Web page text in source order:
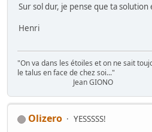
Sur sol dur, je pense que ta solution
Henri
"On va dans les étoiles et on ne sait
le talus en face de chez soi..."
Jean GIONO
Olizero
YESSSSS!